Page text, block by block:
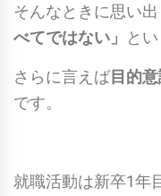
そんなときに思い
べてではない」
と
さらに言えば目的
です。
就職活動は新卒1年